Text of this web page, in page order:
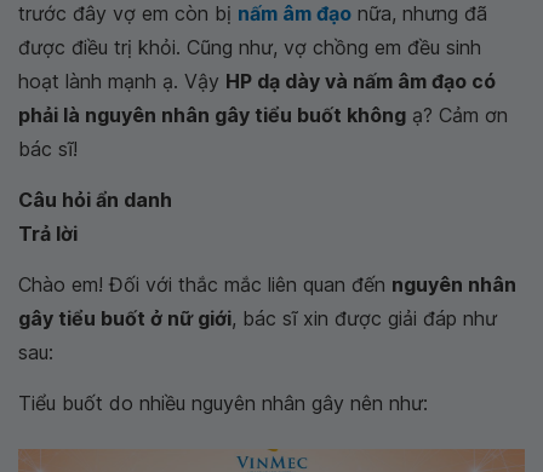
trước đây vợ em còn bị nấm âm đạo nữa, nhưng đã
được điều trị khỏi. Cũng như, vợ chồng em đều sinh
hoạt lành mạnh ạ. Vậy HP dạ dày và nấm âm đạo có
phải là nguyên nhân gây tiểu buốt không ạ? Cảm ơn
bác sĩ!
Câu hỏi ẩn danh
Trả lời
Chào em! Đối với thắc mắc liên quan đến nguyên nhân
gây tiểu buốt ở nữ giới, bác sĩ xin được giải đáp như
sau:
Tiểu buốt do nhiều nguyên nhân gây nên như: